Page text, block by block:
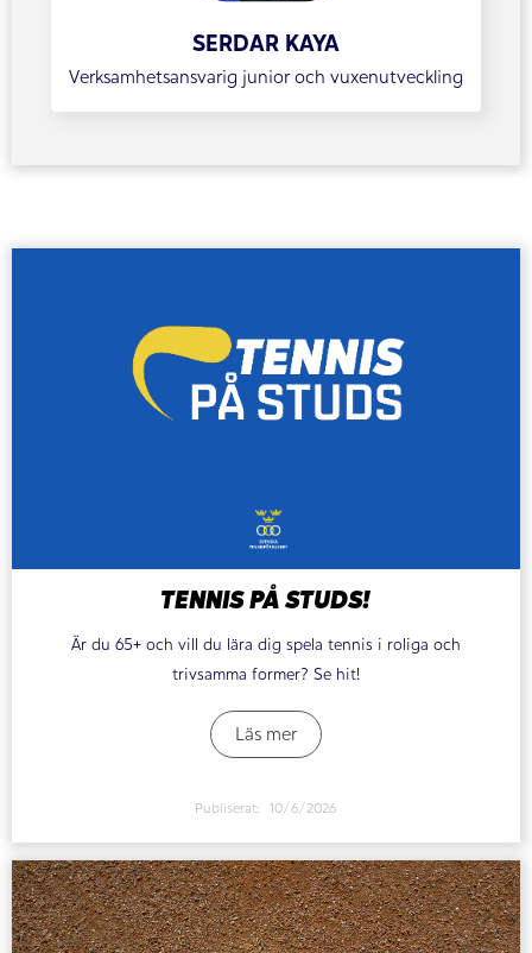
SERDAR KAYA
Verksamhetsansvarig junior och vuxenutveckling
TENNIS PÅ STUDS!
Är du 65+ och vill du lära dig spela tennis i roliga och
trivsamma former? Se hit!
Läs mer
Publiserat: 10/6/2026